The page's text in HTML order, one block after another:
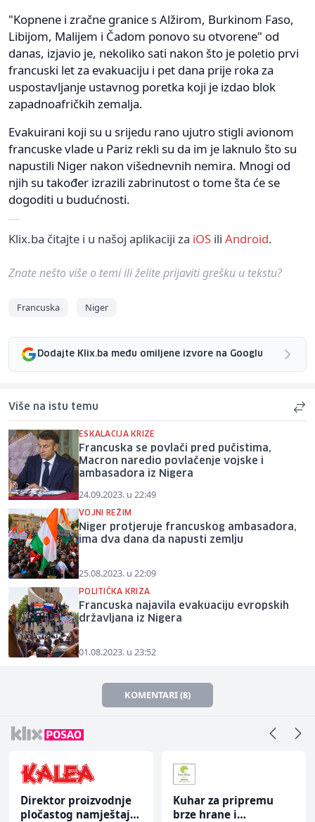
"Kopnene i zračne granice s Alžirom, Burkinom Faso,
Libijom, Malijem i Čadom ponovo su otvorene" od
danas, izjavio je, nekoliko sati nakon što je poletio prvi
francuski let za evakuaciju i pet dana prije roka za
uspostavljanje ustavnog poretka koji je izdao blok
zapadnoafričkih zemalja.
Evakuirani koji su u srijedu rano ujutro stigli avionom
francuske vlade u Pariz rekli su da im je laknulo što su
napustili Niger nakon višednevnih nemira. Mnogi od
njih su također izrazili zabrinutost o tome šta će se
dogoditi u budućnosti.
Klix.ba čitajte i u našoj aplikaciji za iOS ili Android.
Znate nešto više o temi ili želite prijaviti grešku u tekstu?
Francuska Niger
Dodajte Klix.ba među omiljene izvore na Googlu
Više na istu temu
ESKALACIJA KRIZE
Francuska se povlači pred pučistima,
Macron naredio povlačenje vojske i
ambasadora iz Nigera
24.09.2023. u 22:49
VOJNI REŽIM
Niger protjeruje francuskog ambasadora,
ima dva dana da napusti zemlju
25.08.2023. u 22:09
POLITIČKA KRIZA
Francuska najavila evakuaciju evropskih
državljana iz Nigera
01.08.2023. u 23:52
KOMENTARI (8)
Direktor proizvodnje
pločastog namještaja
Kuhar za pripremu
brze hrane i